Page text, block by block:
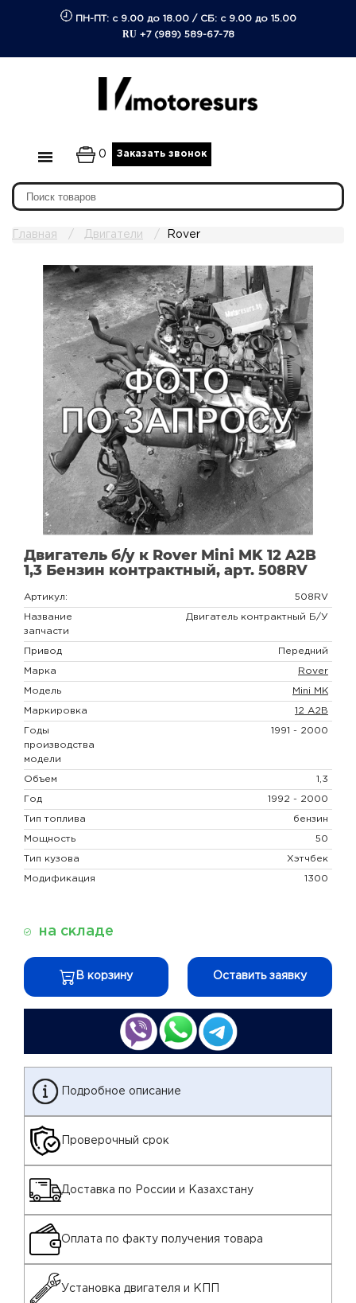
ПН-ПТ: с 9.00 до 18.00/ СБ: с 9.00 до 15.00
RU +7 (989) 589-67-78
0 Заказать звонок
Главная Двигатели Rover
Двигатель б/у к Rover Mini MK 12 A2B
1,3 Бензин контрактный, арт. 508RV
Артикул: 508RV
Название
запчасти
Двигатель контрактный Б/У
Привод Передний
Марка Rover
Модель Mini MK
Маркировка 12 A2B
Годы
производства
модели
1991 - 2000
Объем 1,3
Год 1992 - 2000
Тип топлива бензин
Мощность 50
Тип кузова Хэтчбек
Модификация 1300
на складе
В корзину Оставить заявку
Подробное описание
Проверочный срок
Доставка по России и Казахстану
Оплата по факту получения товара
Установка двигателя и КПП